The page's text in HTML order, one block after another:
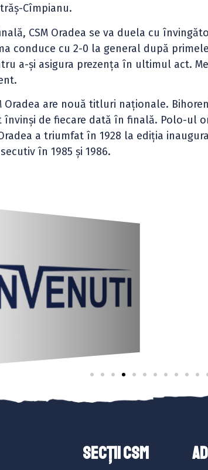
Cîmpianu.
CSM Oradea se va duela cu
conduce cu 2-0 la general după
a-și asigura prezența în ultimul act.
Oradea are nouă titluri naționale.
învinși de fiecare dată în finală. Polo-ul
a triumfat în 1928 la ediția
în 1985 și 1986.
SECȚII CSM